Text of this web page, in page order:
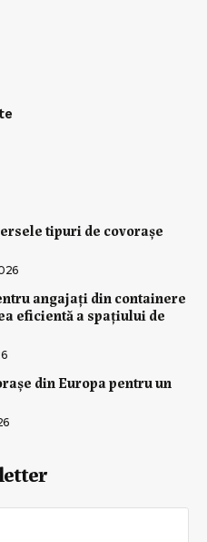
tipuri de covorașe
angajați din containere
eficientă a spațiului de
din Europa pentru un